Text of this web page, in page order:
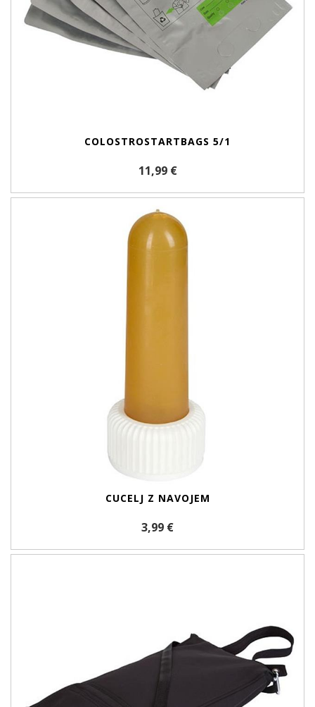
COLOSTROSTARTBAGS 5/1
11,99 €
CUCELJ Z NAVOJEM
3,99 €